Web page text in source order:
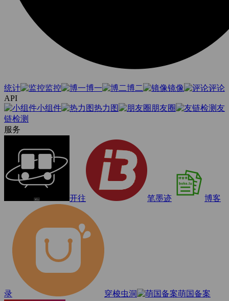
统计 监控 博一 博二 镜像
评论
API
小组件
热力图 朋友圈
友
链检测
服务
开往 笔墨迹 博客
录 穿梭虫洞 萌国备案